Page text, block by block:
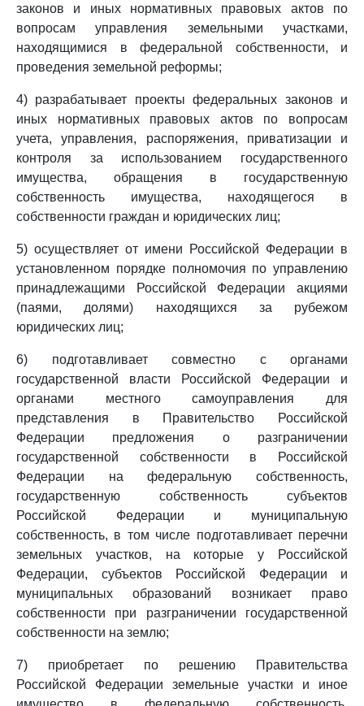
законов и иных нормативных правовых актов по
вопросам управления земельными участками,
находящимися в федеральной собственности, и
проведения земельной реформы;
4) разрабатывает проекты федеральных законов и
иных нормативных правовых актов по вопросам
учета, управления, распоряжения, приватизации и
контроля за использованием государственного
имущества, обращения в государственную
собственность имущества, находящегося в
собственности граждан и юридических лиц;
5) осуществляет от имени Российской Федерации в
установленном порядке полномочия по управлению
принадлежащими Российской Федерации акциями
(паями, долями) находящихся за рубежом
юридических лиц;
6) подготавливает совместно с органами
государственной власти Российской Федерации и
органами местного самоуправления для
представления в Правительство Российской
Федерации предложения о разграничении
государственной собственности в Российской
Федерации на федеральную собственность,
государственную собственность субъектов
Российской Федерации и муниципальную
собственность, в том числе подготавливает перечни
земельных участков, на которые у Российской
Федерации, субъектов Российской Федерации и
муниципальных образований возникает право
собственности при разграничении государственной
собственности на землю;
7) приобретает по решению Правительства
Российской Федерации земельные участки и иное